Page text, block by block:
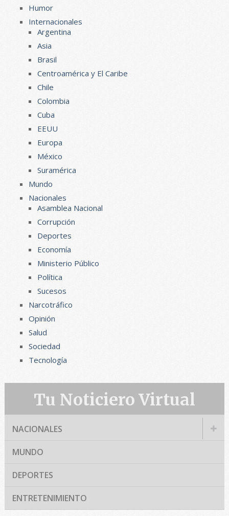
Humor
Internacionales
Argentina
Asia
Brasil
Centroamérica y El Caribe
Chile
Colombia
Cuba
EEUU
Europa
México
Suramérica
Mundo
Nacionales
Asamblea Nacional
Corrupción
Deportes
Economía
Ministerio Público
Política
Sucesos
Narcotráfico
Opinión
Salud
Sociedad
Tecnología
Tu Noticiero Virtual
NACIONALES
MUNDO
DEPORTES
ENTRETENIMIENTO